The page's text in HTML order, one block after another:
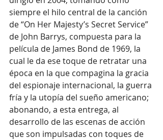
siempre el hilo central de la canción
de “On Her Majesty’s Secret Service”
de John Barrys, compuesta para la
película de James Bond de 1969, la
cual le da ese toque de retratar una
época en la que compagina la gracia
del espionaje internacional, la guerra
fría y la utopía del sueño americano;
abonando, a esta entrega, al
desarrollo de las escenas de acción
que son impulsadas con toques de